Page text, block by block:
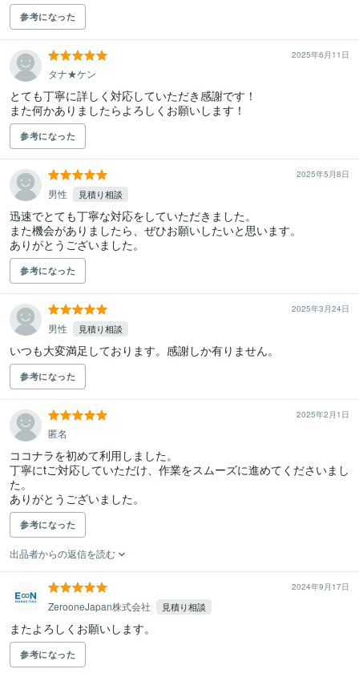
参考になった
2025年6月11日
タナ★ケン
とても丁寧に詳しく対応していただき感謝です！
また何かありましたらよろしくお願いします！
参考になった
2025年5月8日
男性 見積り相談
迅速でとても丁寧な対応をしていただきました。
また機会がありましたら、ぜひお願いしたいと思います。
ありがとうございました。
参考になった
2025年3月24日
男性 見積り相談
いつも大変満足しております。感謝しか有りません。
参考になった
2025年2月1日
匿名
ココナラを初めて利用しました。
丁寧にtご対応していただけ、作業をスムーズに進めてくださいまし
た。
ありがとうございました。
参考になった
出品者からの返信を読む
2024年9月17日
ZerooneJapan株式会社 見積り相談
またよろしくお願いします。
参考になった